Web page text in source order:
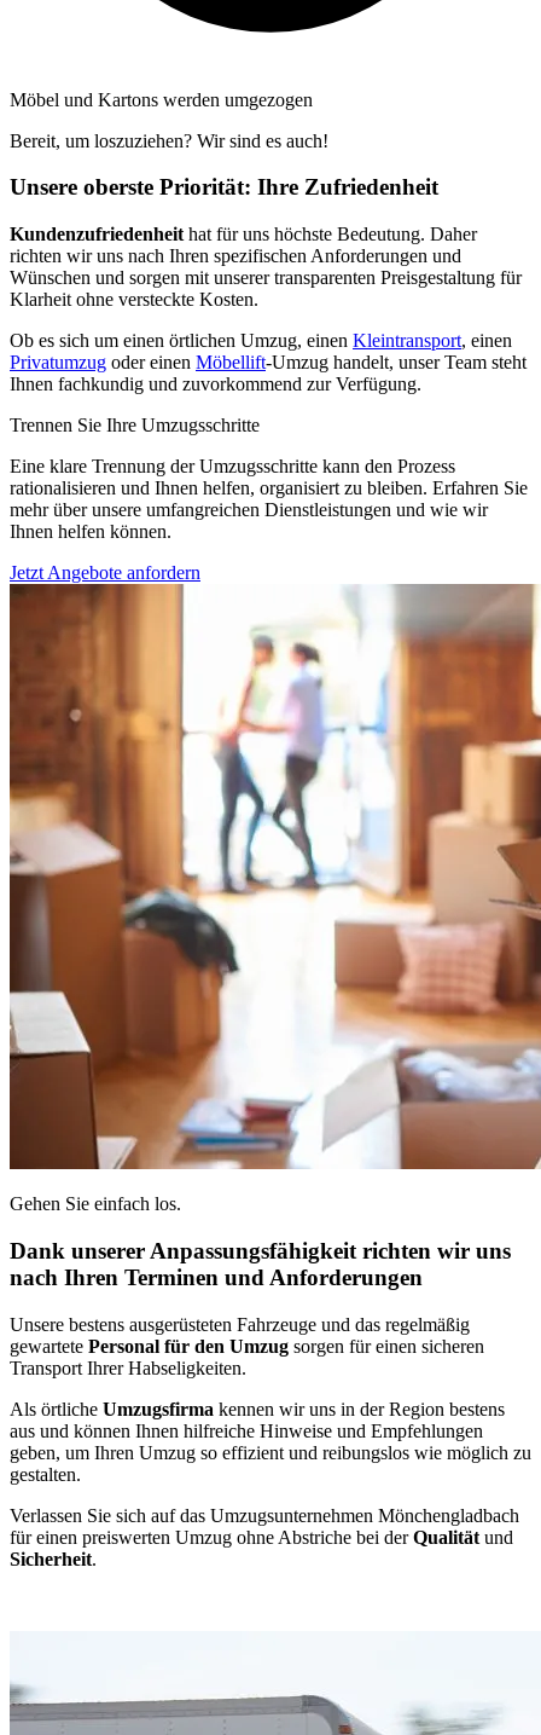
Möbel und Kartons werden umgezogen
Bereit, um loszuziehen? Wir sind es auch!
Unsere oberste Priorität: Ihre Zufriedenheit
Kundenzufriedenheit hat für uns höchste Bedeutung. Daher
richten wir uns nach Ihren spezifischen Anforderungen und
Wünschen und sorgen mit unserer transparenten Preisgestaltung für
Klarheit ohne versteckte Kosten.
Ob es sich um einen örtlichen Umzug, einen Kleintransport, einen
Privatumzug oder einen Möbellift-Umzug handelt, unser Team steht
Ihnen fachkundig und zuvorkommend zur Verfügung.
Trennen Sie Ihre Umzugsschritte
Eine klare Trennung der Umzugsschritte kann den Prozess
rationalisieren und Ihnen helfen, organisiert zu bleiben. Erfahren Sie
mehr über unsere umfangreichen Dienstleistungen und wie wir
Ihnen helfen können.
Jetzt Angebote anfordern
Gehen Sie einfach los.
Dank unserer Anpassungsfähigkeit richten wir uns
nach Ihren Terminen und Anforderungen
Unsere bestens ausgerüsteten Fahrzeuge und das regelmäßig
gewartete Personal für den Umzug sorgen für einen sicheren
Transport Ihrer Habseligkeiten.
Als örtliche Umzugsfirma kennen wir uns in der Region bestens
aus und können Ihnen hilfreiche Hinweise und Empfehlungen
geben, um Ihren Umzug so effizient und reibungslos wie möglich zu
gestalten.
Verlassen Sie sich auf das Umzugsunternehmen Mönchengladbach
für einen preiswerten Umzug ohne Abstriche bei derQualität und
Sicherheit.